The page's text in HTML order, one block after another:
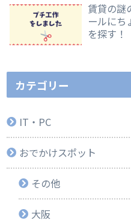
賃貸の謎
ールにち
を探す！
カテゴリー
IT・PC
おでかけスポット
その他
大阪